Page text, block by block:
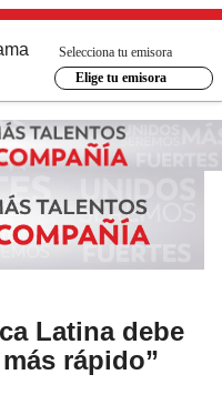
Selecciona tu emisora
Elige tu emisora
Latina debe
rápido”